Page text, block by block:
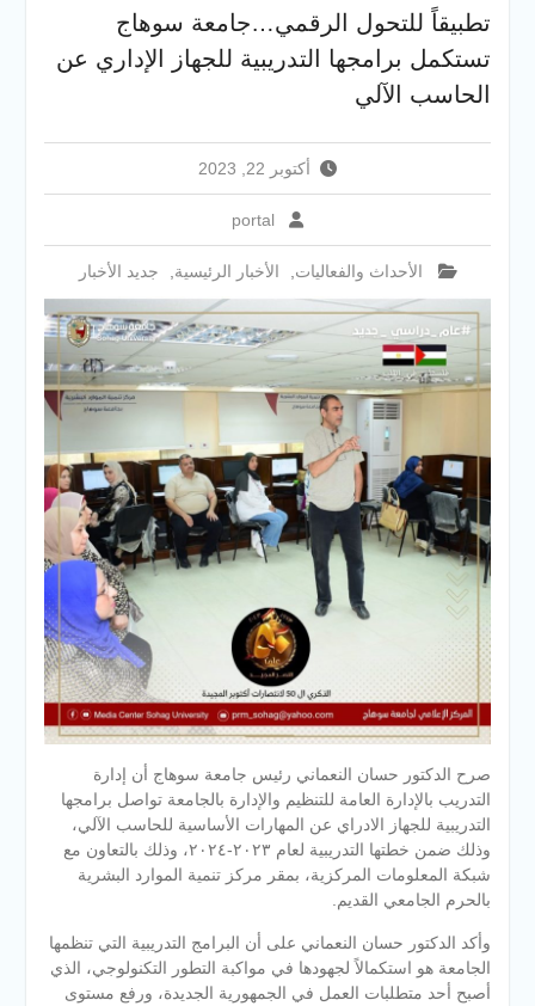
والخدمية بجامعة سوهاج
الجديدة
جامعة سوهاج تفتح أبوابها
لطلاب الثانوية العامة فى أولى
أيام المرحلة الأولى للتنسيق
الإلكتروني للقبول بالجامعات
تطبيقاً للتحول الرقمي…جامعة سوهاج
تستكمل برامجها التدريبية للجهاز الإداري عن
الحاسب الآلي
أكتوبر 22, 2023
portal
الأحداث والفعاليات الأخبار الرئيسية جديد الأخبار
صرح الدكتور حسان النعماني رئيس جامعة سوهاج أن إدارة
التدريب بالإدارة العامة للتنظيم والإدارة بالجامعة تواصل برامجها
التدريبية للجهاز الادراي عن المهارات الأساسية للحاسب الآلي،
وذلك ضمن خطتها التدريبية لعام ٢٠٢٣-٢٠٢٤، وذلك بالتعاون مع
شبكة المعلومات المركزية، بمقر مركز تنمية الموارد البشرية
بالحرم الجامعي القديم.
وأكد الدكتور حسان النعماني على أن البرامج التدريبية التي تنظمها
الجامعة هو استكمالاً لجهودها في مواكبة التطور التكنولوجي، الذي
أصبح أحد متطلبات العمل في الجمهورية الجديدة، ورفع مستوى